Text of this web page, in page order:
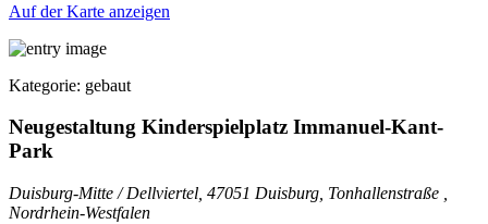
Auf der Karte anzeigen
Kategorie: gebaut
Neugestaltung Kinderspielplatz Immanuel-Kant-
Park
Duisburg-Mitte / Dellviertel, 47051 Duisburg, Tonhallenstraße ,
Nordrhein-Westfalen